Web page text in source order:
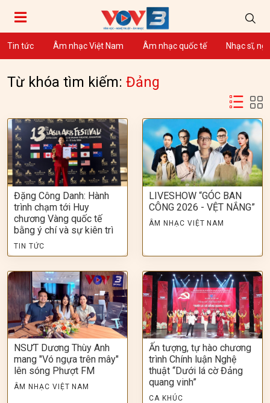
Tin tức Âm nhạc Việt Nam Âm nhạc quốc tế Nhạc sĩ,
Từ khóa tìm kiếm: Đảng
Đặng Công Danh: Hành
trình chạm tới Huy
chương Vàng quốc tế
bằng ý chí và sự kiên trì
TIN TỨC
LIVESHOW “GÓC BAN
CÔNG 2026 - VỆT NẮNG”
ÂM NHẠC VIỆT NAM
NSƯT Dương Thùy Anh
mang "Vó ngựa trên mây"
lên sóng Phượt FM
ÂM NHẠC VIỆT NAM
Ấn tượng, tự hào chương
trình Chính luận Nghệ
thuật “Dưới lá cờ Đảng
quang vinh”
CA KHÚC